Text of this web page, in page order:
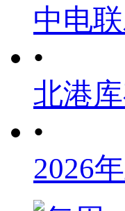
中电
•
北港
•
2026